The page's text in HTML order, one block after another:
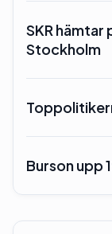
SKR hämtar
Stockholm
Burson upp